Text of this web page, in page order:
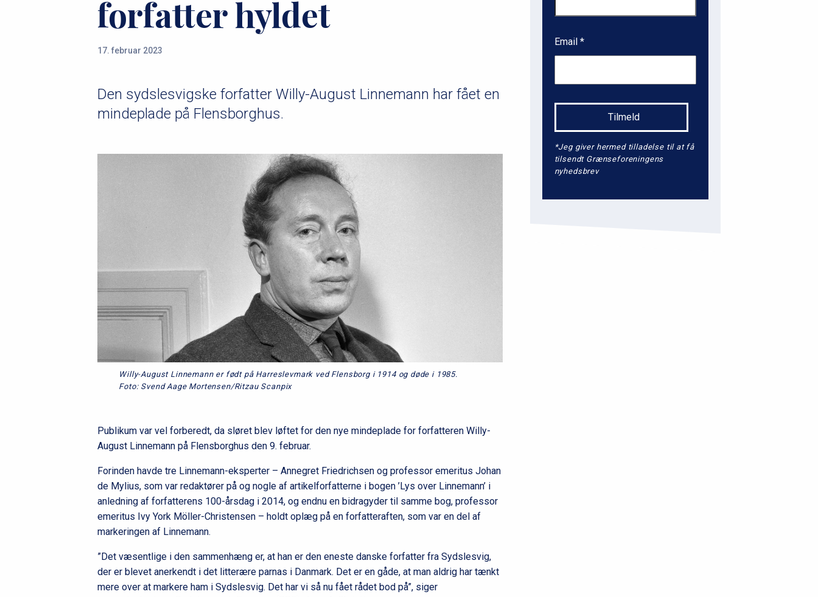
u
m
e
forfatter hyldet
17. februar 2023
Den sydslesvigske forfatter Willy-August Linnemann har fået en
mindeplade på Flensborghus.
Willy-August Linnemann er født på Harreslevmark ved Flensborg i 1914 og døde i 1985.
Foto: Svend Aage Mortensen/Ritzau Scanpix
Publikum var vel forberedt, da sløret blev løftet for den nye mindeplade for forfatteren Willy-
August Linnemann på Flensborghus den 9. februar.
Forinden havde tre Linnemann-eksperter – Annegret Friedrichsen og professor emeritus Johan
de Mylius, som var redaktører på og nogle af artikelforfatterne i bogen ’Lys over Linnemann’ i
anledning af forfatterens 100-årsdag i 2014, og endnu en bidragyder til samme bog, professor
emeritus Ivy York Möller-Christensen – holdt oplæg på en forfatteraften, som var en del af
markeringen af Linnemann.
”Det væsentlige i den sammenhæng er, at han er den eneste danske forfatter fra Sydslesvig,
der er blevet anerkendt i det litterære parnas i Danmark. Det er en gåde, at man aldrig har tænkt
mere over at markere ham i Sydslesvig. Det har vi så nu fået rådet bod på”, siger
Email
*Jeg giver hermed tilladelse til at få
tilsendt Grænseforeningens
nyhedsbrev